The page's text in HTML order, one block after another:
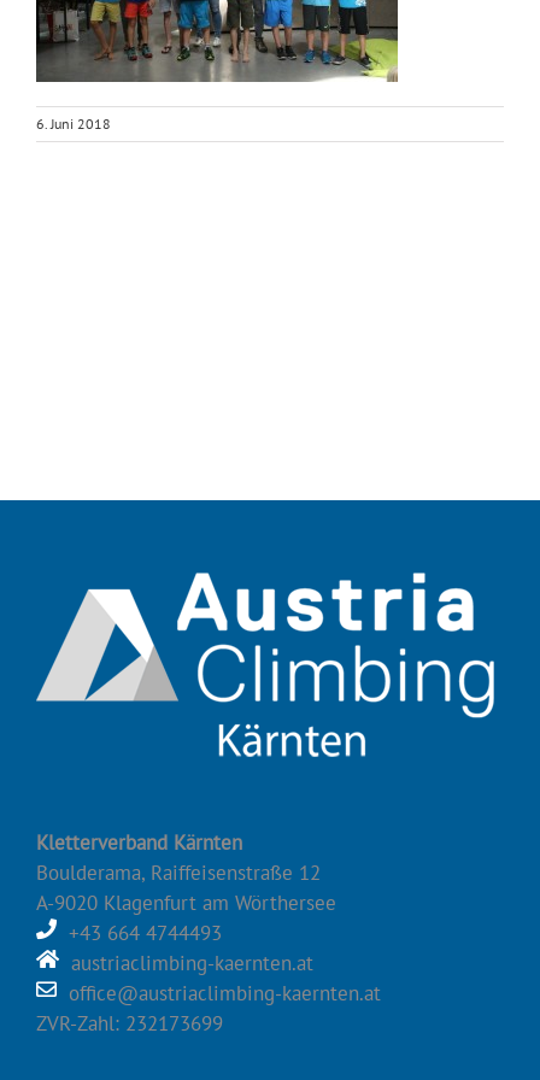
6. Juni 2018
Kletterverband Kärnten
Boulderama, Raiffeisenstraße 12
A-9020 Klagenfurt am Wörthersee
+43 664 4744493
austriaclimbing-kaernten.at
office@austriaclimbing-kaernten.at
ZVR-Zahl: 232173699